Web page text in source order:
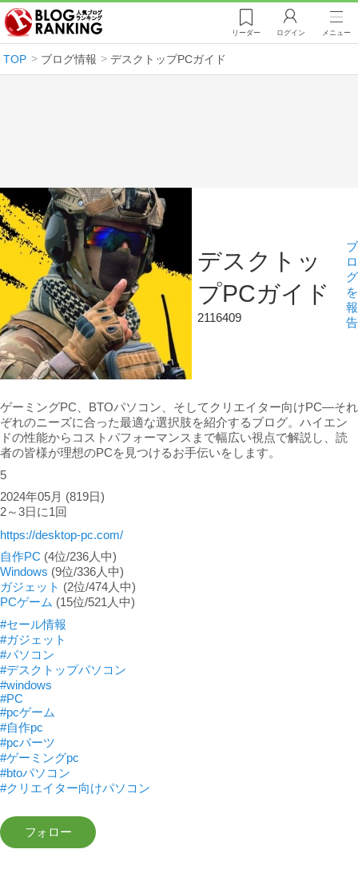
リーダー ログイン メニュー
TOP ブログ情報 デスクトップPCガイド
デスクトッ
プPCガイド
2116409
ブ
ロ
グ
を
報
告
ゲーミングPC、BTOパソコン、そしてクリエイター向けPC―それ
ぞれのニーズに合った最適な選択肢を紹介するブログ。ハイエン
ドの性能からコストパフォーマンスまで幅広い視点で解説し、読
者の皆様が理想のPCを見つけるお手伝いをします。
5
2024年05月 (819日)
2～3日に1回
https://desktop-pc.com/
自作PC (4位/236人中)
Windows (9位/336人中)
ガジェット (2位/474人中)
PCゲーム (15位/521人中)
#セール情報
#ガジェット
#パソコン
#デスクトップパソコン
#windows
#PC
#pcゲーム
#自作pc
#pcパーツ
#ゲーミングpc
#btoパソコン
#クリエイター向けパソコン